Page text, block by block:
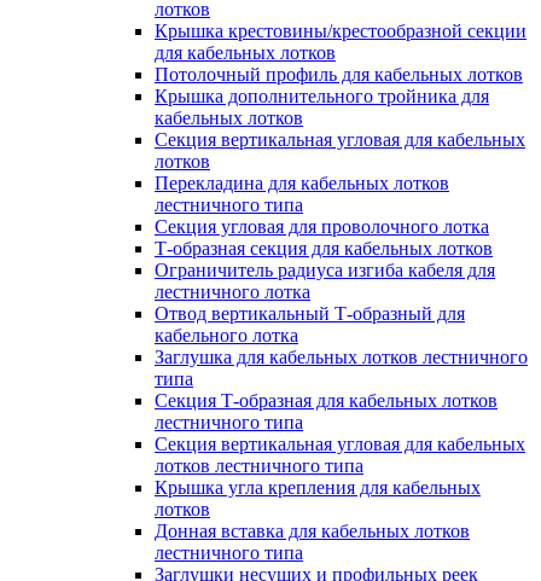
лотков
Крышка крестовины/крестообразной секции
для кабельных лотков
Потолочный профиль для кабельных лотков
Крышка дополнительного тройника для
кабельных лотков
Секция вертикальная угловая для кабельных
лотков
Перекладина для кабельных лотков
лестничного типа
Секция угловая для проволочного лотка
Т-образная секция для кабельных лотков
Ограничитель радиуса изгиба кабеля для
лестничного лотка
Отвод вертикальный Т-образный для
кабельного лотка
Заглушка для кабельных лотков лестничного
типа
Секция Т-образная для кабельных лотков
лестничного типа
Секция вертикальная угловая для кабельных
лотков лестничного типа
Крышка угла крепления для кабельных
лотков
Донная вставка для кабельных лотков
лестничного типа
Заглушки несущих и профильных реек